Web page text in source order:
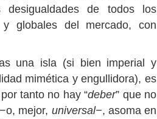
desigualdades de todos los
globales del mercado, con
una isla (si bien imperial y
mimética y engullidora), es
tanto no hay “deber” que no
mejor, universal−, asoma en